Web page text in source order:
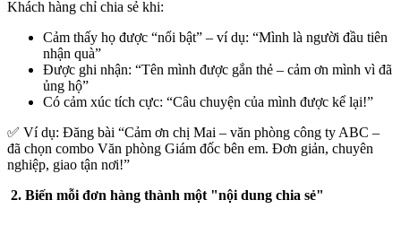
Khách hàng chỉ chia sẻ khi:
Cảm thấy họ được “nổi bật” – ví dụ: “Mình là người đầu tiên
nhận quà”
Được ghi nhận: “Tên mình được gắn thẻ – cảm ơn mình vì đã
ủng hộ”
Có cảm xúc tích cực: “Câu chuyện của mình được kể lại!”
✅ Ví dụ: Đăng bài “Cảm ơn chị Mai – văn phòng công ty ABC –
đã chọn combo Văn phòng Giám đốc bên em. Đơn giản, chuyên
nghiệp, giao tận nơi!”
2. Biến mỗi đơn hàng thành một "nội dung chia sẻ"